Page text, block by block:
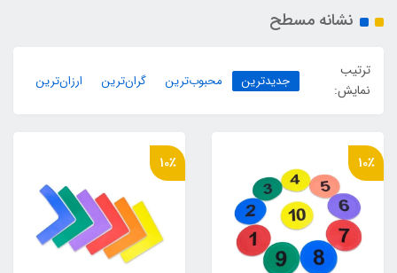
نشانه مسطح
ترتیب
نمایش:
جدیدترین محبوب‌ترین گران‌ترین ارزان‌ترین
10٪ 10٪